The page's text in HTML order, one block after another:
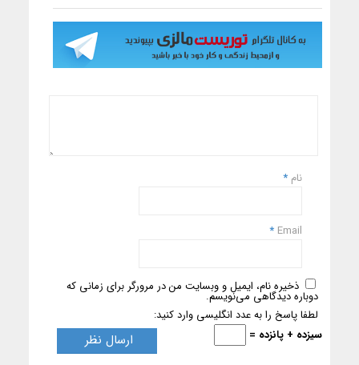
نام *
Email
*
ذخیره نام، ایمیل و وبسایت من در مرورگر برای زمانی که
دوباره دیدگاهی می‌نویسم.
لطفا پاسخ را به عدد انگلیسی وارد کنید:
سیزده + پانزده =